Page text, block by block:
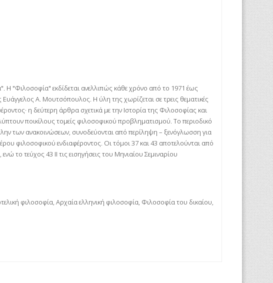
"Φιλοσοφία" εκδίδεται ανελλιπώς κάθε χρόνο από το 1971 έως
Α. Μουτσόπουλος. Η ύλη της χωρίζεται σε τρεις θεματικές
η δεύτερη άρθρα σχετικά με την Ιστορία της Φιλοσοφίας και
ποικίλους τομείς φιλοσοφικού προβληματισμού. Το περιοδικό
των ανακοινώσεων, συνοδεύονται από περίληψη – ξενόγλωσση για
φιλοσοφικού ενδιαφέροντος. Οι τόμοι 37 και 43 αποτελούνται από
το τεύχος 43 ΙΙ τις εισηγήσεις του Μηνιαίου Σεμιναρίου
φιλοσοφία, Αρχαία ελληνική φιλοσοφία, Φιλοσοφία του δικαίου,